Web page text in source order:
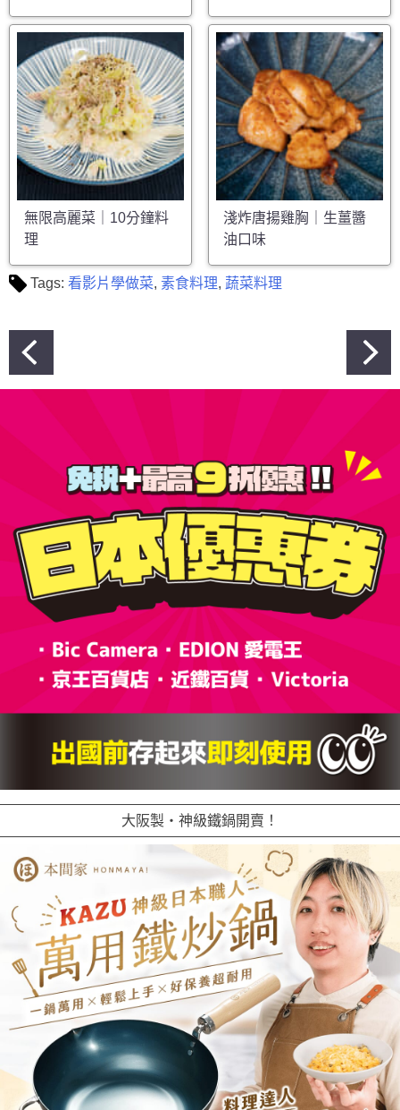
無限高麗菜｜10分鐘料
理
淺炸唐揚雞胸｜生薑醬
油口味
Tags: 看影片學做菜, 素食料理, 蔬菜料理
文
章
大阪製・神級鐵鍋開賣！